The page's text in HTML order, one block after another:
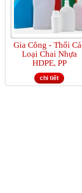
Gia Công - Thổi
Loại Chai Nhựa
HDPE, PP
chi tiết